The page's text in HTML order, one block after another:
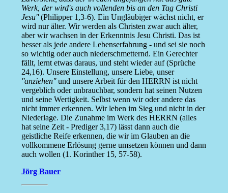
Werk, der wird's auch vollenden bis an den Tag Christi
Jesu''(Philipper 1,3-6). Ein Ungläubiger wächst nicht, er
wird nur älter. Wir werden als Christen zwar auch älter,
aber wir wachsen in der Erkenntnis Jesu Christi. Das ist
besser als jede andere Lebenserfahrung - und sei sie noch
so wichtig oder auch niederschmetternd. Ein Gerechter
fällt, lernt etwas daraus, und steht wieder auf (Sprüche
24,16). Unsere Einstellung, unsere Liebe, unser
''anziehen''und unsere Arbeit für den HERRN ist nicht
vergeblich oder unbrauchbar, sondern hat seinen Nutzen
und seine Wertigkeit. Selbst wenn wir oder andere das
nicht immer erkennen. Wir leben im Sieg und nicht in der
Niederlage. Die Zunahme im Werk des HERRN (alles
hat seine Zeit - Prediger 3,17) lässt dann auch die
geistliche Reife erkennen, die wir im Glauben an die
vollkommene Erlösung gerne umsetzen können und dann
auch wollen (1. Korinther 15, 57-58).
Jörg Bauer